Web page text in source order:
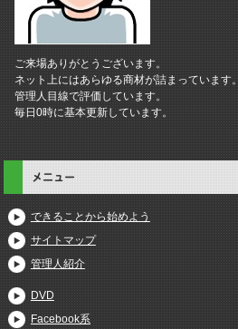
ご来場ありがとうございます。
ネット上にはあらゆる商材が詰まっています。
管理人目線で評価しています。
毎日0時に基本更新しています。
メニュー
できることから始めよう
サイトマップ
管理人紹介
DVD
Facebook系